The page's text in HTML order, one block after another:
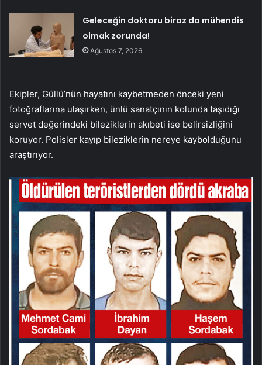
Geleceğin doktoru biraz da mühendis
olmak zorunda!
Ağustos 7, 2026
Ekipler, Güllü’nün hayatını kaybetmeden önceki yeni
fotoğraflarına ulaşırken, ünlü sanatçının kolunda taşıdığı
servet değerindeki bileziklerin akıbeti ise belirsizliğini
koruyor. Polisler kayıp bileziklerin nereye kaybolduğunu
araştırıyor.